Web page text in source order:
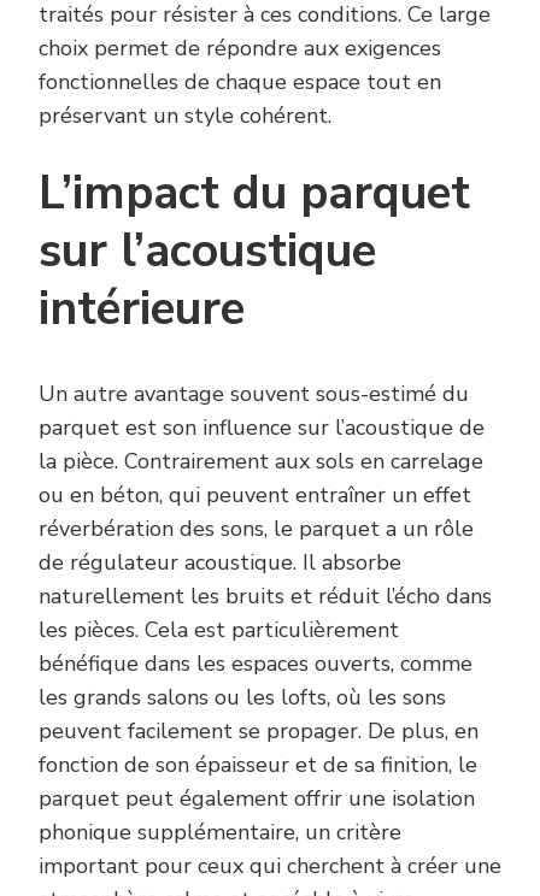
traités pour résister à ces conditions. Ce large
choix permet de répondre aux exigences
fonctionnelles de chaque espace tout en
préservant un style cohérent.
L’impact du parquet
sur l’acoustique
intérieure
Un autre avantage souvent sous-estimé du
parquet est son influence sur l’acoustique de
la pièce. Contrairement aux sols en carrelage
ou en béton, qui peuvent entraîner un effet
réverbération des sons, le parquet a un rôle
de régulateur acoustique. Il absorbe
naturellement les bruits et réduit l’écho dans
les pièces. Cela est particulièrement
bénéfique dans les espaces ouverts, comme
les grands salons ou les lofts, où les sons
peuvent facilement se propager. De plus, en
fonction de son épaisseur et de sa finition, le
parquet peut également offrir une isolation
phonique supplémentaire, un critère
important pour ceux qui cherchent à créer une